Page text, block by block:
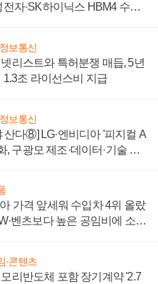
전자·SK하이닉스 HBM4 수율
보통신
리스트와 특허분쟁 매듭, 5년
1.3조 라이선스비 지급
보통신
산다⑧] LG·엔비디아 '피지컬 A
, 구광모 제조·데이터·기술 결
가격 앞세워 수입차 4위 올랐
벤츠보다 높은 공임비에 소비
·콘텐츠
리반도체 포함 장기계약 '2.7